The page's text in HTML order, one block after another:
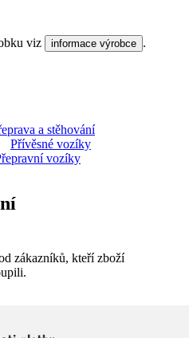
viz informace výrobce .
a stěhování
Přívěsné vozíky
vozíky
zákazníků, kteří zboží